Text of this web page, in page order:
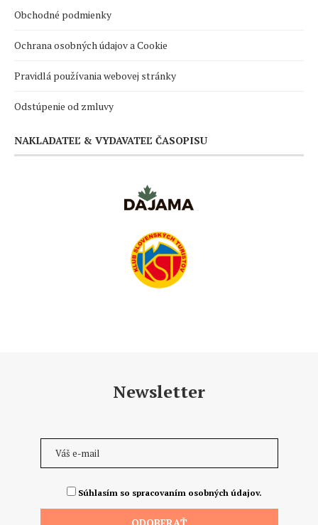
Obchodné podmienky
Ochrana osobných údajov a Cookie
Pravidlá používania webovej stránky
Odstúpenie od zmluvy
NAKLADATEĽ & VYDAVATEĽ ČASOPISU
Newsletter
Súhlasím so spracovaním osobných údajov.